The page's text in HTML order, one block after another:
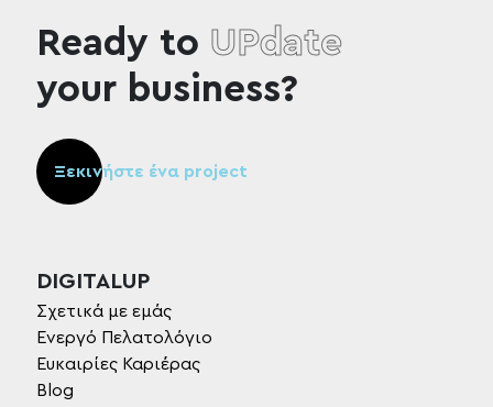
Ready to UPdate
your business?
Ξεκινήστε ένα project
DIGITALUP
Σχετικά με εμάς
Ενεργό Πελατολόγιο
Ευκαιρίες Καριέρας
Blog